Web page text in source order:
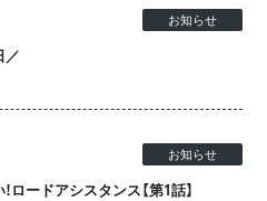
お知らせ
／
お知らせ
ードアシスタンス【第1話】